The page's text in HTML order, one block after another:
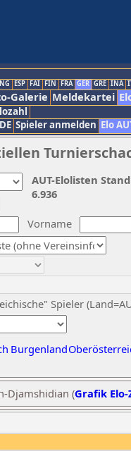
ESP FAI FIN FRA GER GRE INA
Galerie Meldekartei
Spieler anmelden Elo
Vorname
Spieler
Burgenland
AUT-Elolisten
6.936
Djamshidian (Grafik